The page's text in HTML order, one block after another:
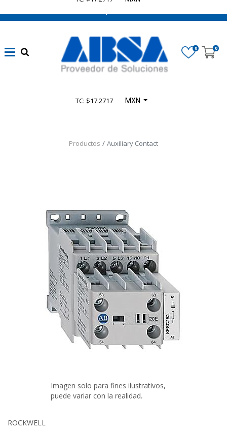
0 0
TC: $17.2717 MXN
Productos Auxiliary Contact
Imagen solo para fines ilustrativos,
puede variar con la realidad.
ROCKWELL